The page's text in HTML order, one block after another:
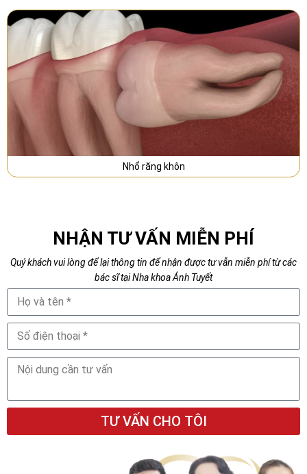
Nhổ răng khôn
NHẬN TƯ VẤN MIỄN PHÍ
Quý khách vui lòng để lại thông tin để nhận được tư vẫn miễn phí từ các
bác sĩ tại Nha khoa Ánh Tuyết
TƯ VẤN CHO TÔI